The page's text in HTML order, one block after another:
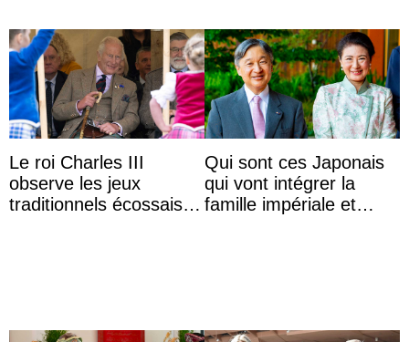
Le roi Charles III
observe les jeux
traditionnels écossais
Qui sont ces Japonais
qui vont intégrer la
famille impériale et